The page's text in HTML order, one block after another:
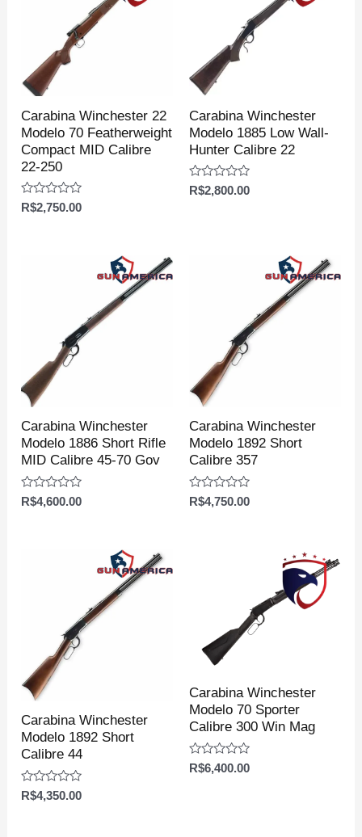
Carabina Winchester 22
Modelo 70 Featherweight
Compact MID Calibre
22-250
Avaliação
R$2,750.00
Carabina Winchester
Modelo 1885 Low Wall-
Hunter Calibre 22
Avaliação
R$2,800.00
Carabina Winchester
Modelo 1886 Short Rifle
MID Calibre 45-70 Gov
Avaliação
R$4,600.00
Carabina Winchester
Modelo 1892 Short
Calibre 357
Avaliação
R$4,750.00
Carabina Winchester
Modelo 1892 Short
Calibre 44
Avaliação
0
R$4,350.00
Carabina Winchester
Modelo 70 Sporter
Calibre 300 Win Mag
Avaliação
0
R$6,400.00